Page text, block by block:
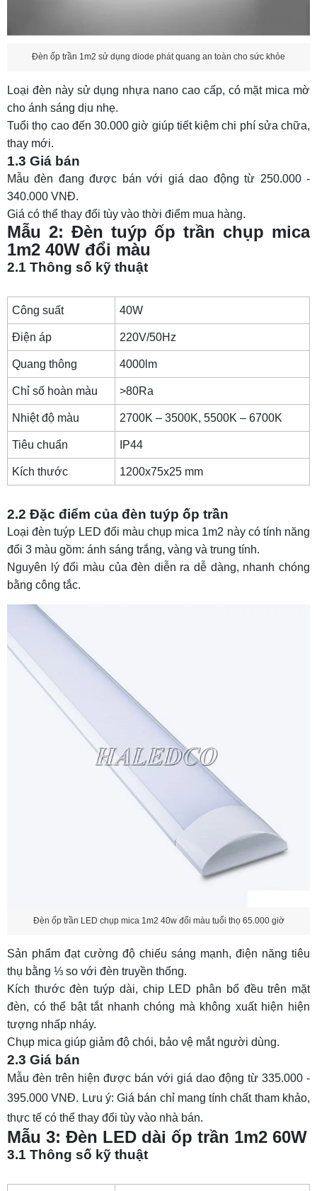
Đèn ốp trần 1m2 sử dụng diode phát quang an toàn cho sức khỏe
Loại đèn này sử dụng nhựa nano cao cấp, có mặt mica mờ
cho ánh sáng dịu nhẹ.
Tuổi thọ cao đến 30.000 giờ giúp tiết kiệm chi phí sửa chữa,
thay mới.
1.3 Giá bán
Mẫu đèn đang được bán với giá dao động từ 250.000 -
340.000 VNĐ.
Giá có thể thay đổi tùy vào thời điểm mua hàng.
Mẫu 2: Đèn tuýp ốp trần chụp mica
1m2 40W đổi màu
2.1 Thông số kỹ thuật
Công suất 40W
Điện áp 220V/50Hz
Quang thông 4000lm
Chỉ số hoàn màu >80Ra
Nhiệt độ màu 2700K – 3500K, 5500K – 6700K
Tiêu chuẩn IP44
Kích thước 1200x75x25 mm
2.2 Đặc điểm của đèn tuýp ốp trần
Loạiđèn tuýp LED đổi màu chụp mica 1m2 này có tính năng
đổi 3 màu gồm: ánh sáng trắng, vàng và trung tính.
Nguyên lý đổi màu của đèn diễn ra dễ dàng, nhanh chóng
bằng công tắc.
Đèn ốp trần LED chụp mica 1m2 40w đổi màu tuổi thọ 65.000 giờ
Sản phẩm đạt cường độ chiếu sáng mạnh, điện năng tiêu
thụ bằng ⅓ so với đèn truyền thống.
Kích thước đèn tuýp dài, chip LED phân bổ đều trên mặt
đèn, có thể bật tắt nhanh chóng mà không xuất hiện hiện
tượng nhấp nháy.
Chụp mica giúp giảm độ chói, bảo vệ mắt người dùng.
2.3 Giá bán
Mẫu đèn trên hiện được bán với giá dao động từ 335.000 -
395.000 VNĐ. Lưu ý: Giá bán chỉ mang tính chất tham khảo,
thực tế có thể thay đổi tùy vào nhà bán.
Mẫu 3: Đèn LED dài ốp trần 1m2 60W
3.1 Thông số kỹ thuật